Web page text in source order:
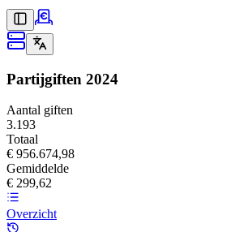
Partijgiften 2024
Aantal giften
3.193
Totaal
€ 956.674,98
Gemiddelde
€ 299,62
Overzicht